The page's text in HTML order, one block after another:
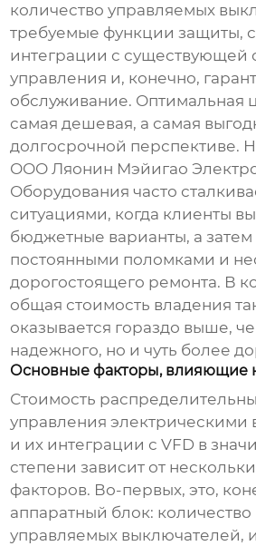
количество управляемых
требуемые функции защиты,
интеграции с существующей
управления и, конечно,
обслуживание. Оптимальная
самая дешевая, а самая
долгосрочной перспективе.
ООО Ляонин Мэйигао
Оборудования часто
ситуациями, когда клиенты
бюджетные варианты, а затем
постоянными поломками и
дорогостоящего ремонта. В
общая стоимость владения
оказывается гораздо выше,
надежного, но и чуть более
Основные факторы, влияющие
Стоимость
управления электрическими
и их интеграции сVFD в
степени зависит от
факторов. Во-первых, это,
аппаратный блок: количество
управляемых выключателей,